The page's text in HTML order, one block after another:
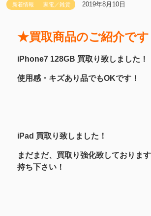
新着情報 家電／雑貨 2019年8月10日
★買取商品のご紹介で
iPhone7 128GB 買取り致しました！
使用感・キズあり品でもOKです！
iPad 買取り致しました！
まだまだ、買取り強化致しておりま
持ち下さい！